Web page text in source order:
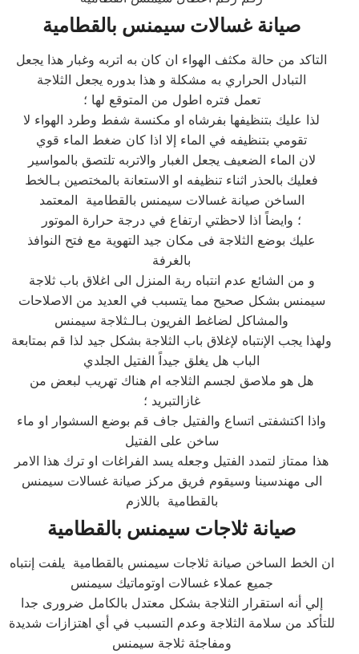
صيانة غسالات سيمنس بالقطامية
التاكد من حالة مكثف الهواء ان كان به اتربه وغبار هذا يجعل
التبادل الحراري به مشكلة و هذا بدوره يجعل الثلاجة
تعمل فتره اطول من المتوقع لها ؛
لذا عليك بتنظيفها بفرشاه او مكنسة شفط وطرد الهواء لا
تقومي بتنظيفه في الماء إلا اذا كان ضغط الماء قوي
لان الماء الضعيف يجعل الغبار والاتربه تلتصق بالمواسير
فعليك بالحذر اثناء تنظيفه او الاستعانة بالمختصين بـالخط
الساخن صيانة غسالات سيمنس بالقطامية المعتمد
؛ وايضاً اذا لاحظتي ارتفاع في درجة حرارة الموتور
عليك بوضع الثلاجة فى مكان جيد التهوية مع فتح النوافذ
بالغرفة
و من الشائع عدم انتباه ربة المنزل الى اغلاق باب ثلاجة
سيمنس بشكل صحيح مما يتسبب في العديد من الاصلاحات
والمشاكل لضاغط الفريون بـالـثلاجة سيمنس
ولهذا يجب الإنتباه لإغلاق باب الثلاجة بشكل جيد لذا قم بمتابعة
الباب هل يغلق جيداً الفتيل الجلدي
هل هو ملاصق لجسم الثلاجه ام هناك تهريب لبعض من
غازالتبريد ؛
واذا اكتشفتى اتساع والفتيل جاف قم بوضع السشوار او ماء
ساخن على الفتيل
هذا ممتاز لتمدد الفتيل وجعله يسد الفراغات او ترك هذا الامر
الى مهندسينا وسيقوم فريق مركز صيانة غسالات سيمنس
بالقطامية باللازم
صيانة ثلاجات سيمنس بالقطامية
ان الخط الساخن صيانة ثلاجات سيمنس بالقطامية يلفت إنتباه
جميع عملاء غسالات اوتوماتيك سيمنس
إلي أنه استقرار الثلاجة بشكل معتدل بالكامل ضرورى جدا
للتأكد من سلامة الثلاجة وعدم التسبب في أي اهتزازات شديدة
ومفاجئة ثلاجة سيمنس